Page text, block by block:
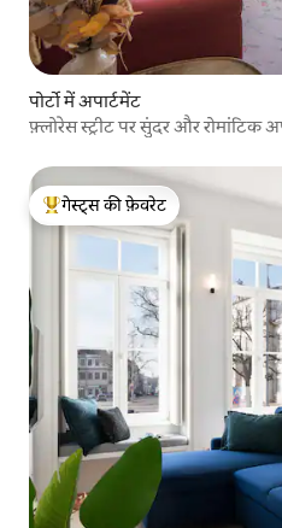
पोर्टो में अपार्टमेंट
फ़्लोरेस स्ट्रीट पर सुंदर और रोमांटिक
गेस्ट्स का टॉप फ़ेवरेट
गेस्ट्स की फ़ेवरेट